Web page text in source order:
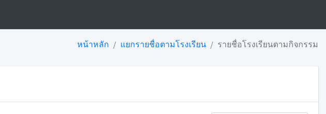
หน้าหลัก แยกรายชื่อตามโรงเรียน รายชื่อโรงเรียนตามกิจกรรม